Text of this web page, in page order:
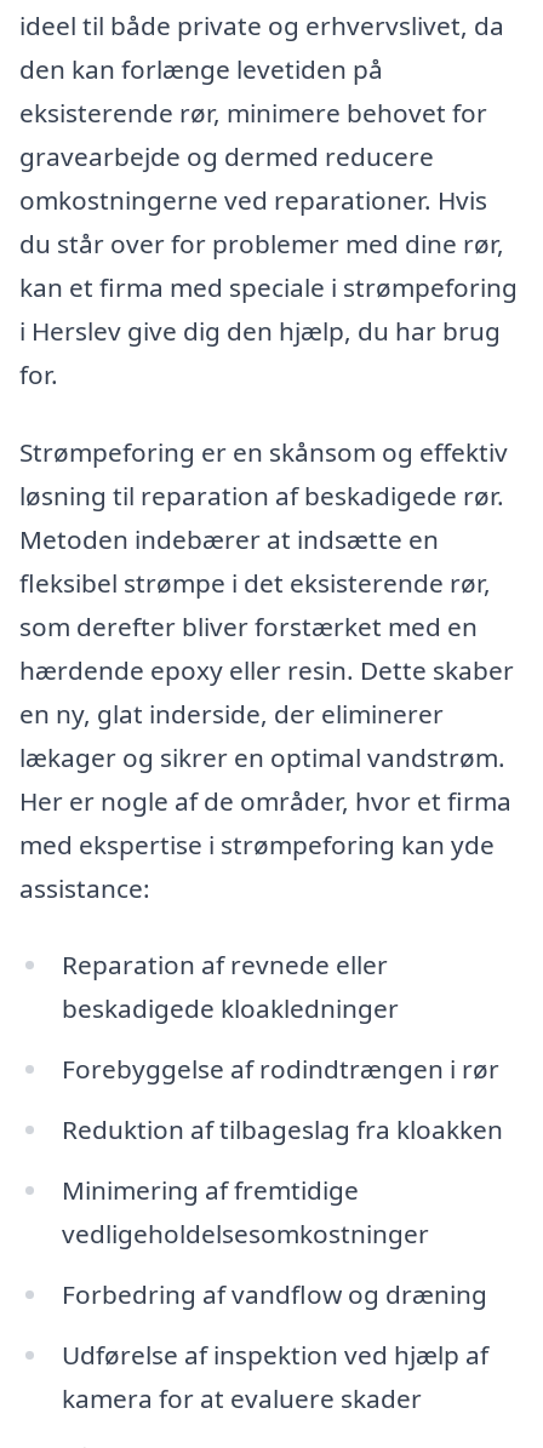
ideel til både private og erhvervslivet, da
den kan forlænge levetiden på
eksisterende rør, minimere behovet for
gravearbejde og dermed reducere
omkostningerne ved reparationer. Hvis
du står over for problemer med dine rør,
kan et firma med speciale i strømpeforing
i Herslev give dig den hjælp, du har brug
for.
Strømpeforing er en skånsom og effektiv
løsning til reparation af beskadigede rør.
Metoden indebærer at indsætte en
fleksibel strømpe i det eksisterende rør,
som derefter bliver forstærket med en
hærdende epoxy eller resin. Dette skaber
en ny, glat inderside, der eliminerer
lækager og sikrer en optimal vandstrøm.
Her er nogle af de områder, hvor et firma
med ekspertise i strømpeforing kan yde
assistance:
Reparation af revnede eller
beskadigede kloakledninger
Forebyggelse af rodindtrængen i rør
Reduktion af tilbageslag fra kloakken
Minimering af fremtidige
vedligeholdelsesomkostninger
Forbedring af vandflow og dræning
Udførelse af inspektion ved hjælp af
kamera for at evaluere skader